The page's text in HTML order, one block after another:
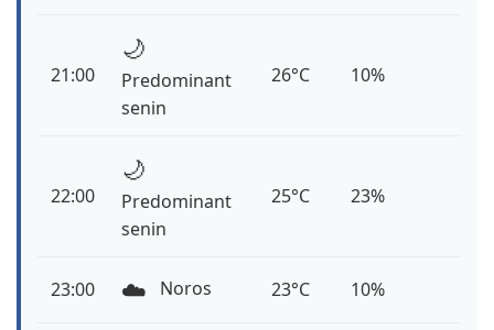
21:00
🌙
Predominant
senin
26°C 10%
22:00
🌙
Predominant
senin
25°C 23%
23:00 ☁️ Noros 23°C 10%